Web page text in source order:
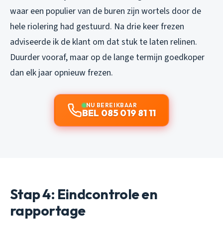
waar een populier van de buren zijn wortels door de
hele riolering had gestuurd. Na drie keer frezen
adviseerde ik de klant om dat stuk te laten relinen.
Duurder vooraf, maar op de lange termijn goedkoper
dan elk jaar opnieuw frezen.
NU BEREIKBAAR
BEL 085 019 81 11
Stap 4: Eindcontrole en
rapportage